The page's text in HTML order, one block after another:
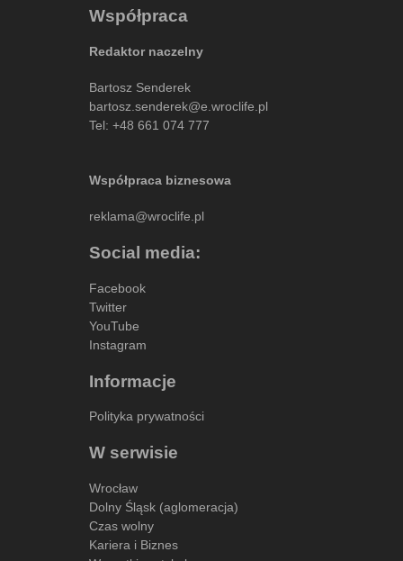
Współpraca
Redaktor naczelny
Bartosz Senderek
bartosz.senderek@e.wroclife.pl
Tel: +48 661 074 777
Współpraca biznesowa
reklama@wroclife.pl
Social media:
Facebook
Twitter
YouTube
Instagram
Informacje
Polityka prywatności
W serwisie
Wrocław
Dolny Śląsk (aglomeracja)
Czas wolny
Kariera i Biznes